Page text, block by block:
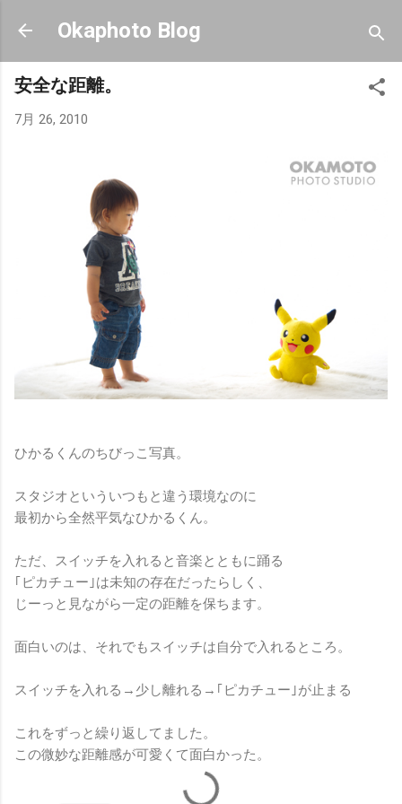
スキップしてメイン コンテンツに移動
Okaphoto Blog
安全な距離。
7月 26, 2010
ひかるくんのちびっこ写真。
スタジオといういつもと違う環境なのに
最初から全然平気なひかるくん。
ただ、スイッチを入れると音楽とともに踊る
｢ピカチュー｣は未知の存在だったらしく、
じーっと見ながら一定の距離を保ちます。
面白いのは、それでもスイッチは自分で入れるところ。
スイッチを入れる→少し離れる→｢ピカチュー｣が止まる
これをずっと繰り返してました。
この微妙な距離感が可愛くて面白かった。